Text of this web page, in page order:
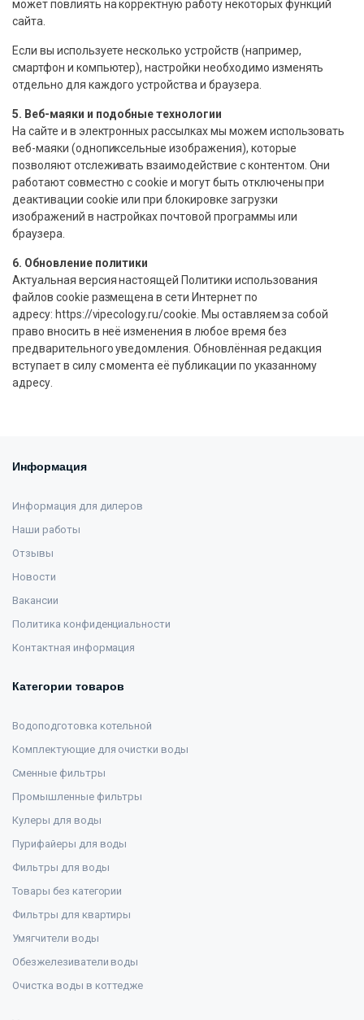
может повлиять на корректную работу некоторых функций
сайта.
Если вы используете несколько устройств (например,
смартфон и компьютер), настройки необходимо изменять
отдельно для каждого устройства и браузера.
5. Веб-маяки и подобные технологии
На сайте и в электронных рассылках мы можем использовать
веб-маяки (однопиксельные изображения), которые
позволяют отслеживать взаимодействие с контентом. Они
работают совместно с cookie и могут быть отключены при
деактивации cookie или при блокировке загрузки
изображений в настройках почтовой программы или
браузера.
6. Обновление политики
Актуальная версия настоящей Политики использования
файлов cookie размещена в сети Интернет по
адресу: https://vipecology.ru/cookie. Мы оставляем за собой
право вносить в неё изменения в любое время без
предварительного уведомления. Обновлённая редакция
вступает в силу с момента её публикации по указанному
адресу.
Информация
Информация для дилеров
Наши работы
Отзывы
Новости
Вакансии
Политика конфиденциальности
Контактная информация
Категории товаров
Водоподготовка котельной
Комплектующие для очистки воды
Сменные фильтры
Промышленные фильтры
Кулеры для воды
Пурифайеры для воды
Фильтры для воды
Товары без категории
Фильтры для квартиры
Умягчители воды
Обезжелезиватели воды
Очистка воды в коттедже